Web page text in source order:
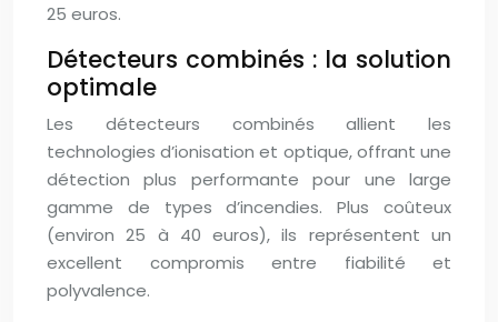
25 euros.
Détecteurs combinés : la solution
optimale
Les détecteurs combinés allient les
technologies d’ionisation et optique, offrant une
détection plus performante pour une large
gamme de types d’incendies. Plus coûteux
(environ 25 à 40 euros), ils représentent un
excellent compromis entre fiabilité et
polyvalence.